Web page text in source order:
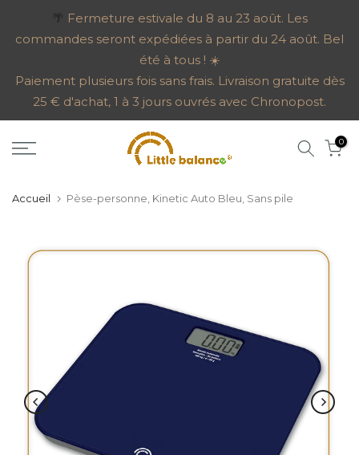
au
🌴 Fermeture estivale du 8 au 23 août. Les
commandes seront expédiées à partir du 24 août. Bel
été à tous ! ☀️
Paiement plusieurs fois sans frais. Livraison gratuite dès
25 € d'achat, 1 à 3 jours ouvrés avec Chronopost.
0
Accueil Pèse-personne, Kinetic Auto Bleu, Sans pile